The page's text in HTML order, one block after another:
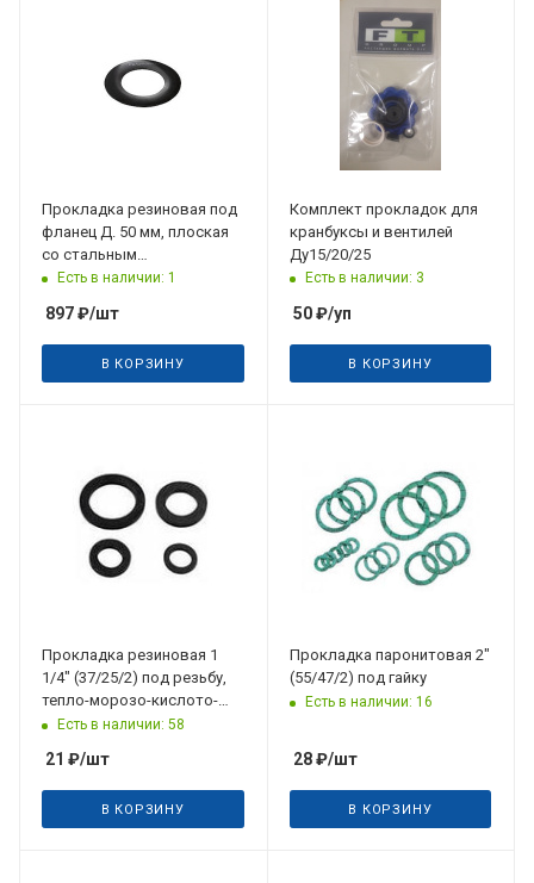
Прокладка резиновая под
фланец Д. 50 мм, плоская
со стальным
армированием Hawle
Есть в наличии: 1
897₽/шт
В КОРЗИНУ
Комплект прокладок для
кранбуксы и вентилей
Ду15/20/25
Есть в наличии: 3
50₽/уп
В КОРЗИНУ
Прокладка резиновая 1
1/4" (37/25/2) под резьбу,
тепло-морозо-кислото-
щелочестойкая
Есть в наличии: 58
21 ₽/шт
В КОРЗИНУ
Прокладка паронитовая 2"
(55/47/2) под гайку
Есть в наличии: 16
28₽/шт
В КОРЗИНУ